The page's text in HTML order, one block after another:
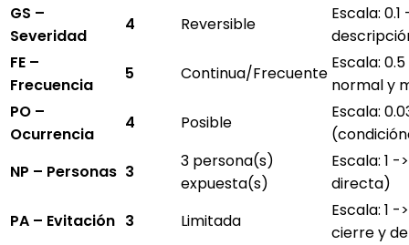
GS –
Severidad
4 Reversible
Escala:
FE –
Frecuencia
5 Continua/Frecuente
Escala:
normal y
PO –
Ocurrencia
4 Posible
Escala:
NP – Personas 3
3 persona(s)
expuesta(s)
Escala: 1 -
directa)
PA – Evitación 3 Limitada
Escala: 1 -
cierre y